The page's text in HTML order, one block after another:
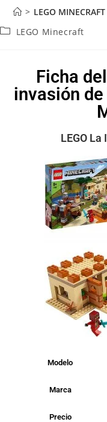
> LEGO MINECRAFT
LEGO Minecraft
Ficha
invasión de
LEGO
Modelo
Marca
Precio